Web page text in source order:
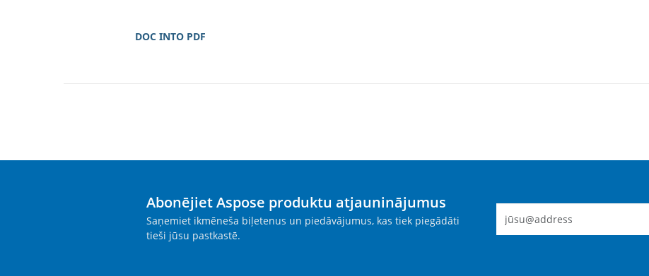
DOC INTO PDF
Abonējiet Aspose produktu atjauninājumus
Saņemiet ikmēneša biļetenus un piedāvājumus, kas tiek piegādāti
tieši jūsu pastkastē.